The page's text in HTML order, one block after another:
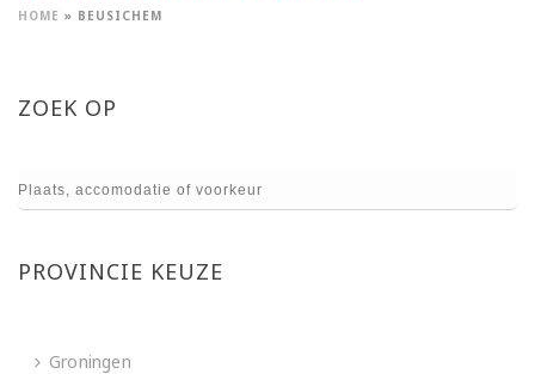
HOME » BEUSICHEM
ZOEK OP
PROVINCIE KEUZE
Groningen